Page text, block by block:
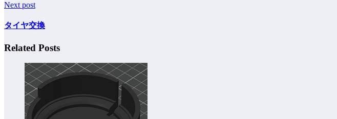
Next post
タイヤ交換
Related Posts